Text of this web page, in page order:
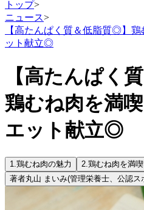
トップ>
ニュース>
【高たんぱく質＆低脂質◎】
ット献立◎
【高たんぱく
鶏むね肉を満
エット献立◎
1.鶏むね肉の魅力 2.鶏むね肉を満
著者丸山 まいみ(管理栄養士、公認ス